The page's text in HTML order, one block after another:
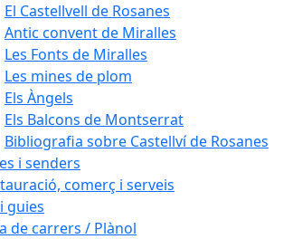
El Castellvell de Rosanes
Antic convent de Miralles
Les Fonts de Miralles
Les mines de plom
Els Àngels
Els Balcons de Montserrat
Bibliografia sobre Castellví de Rosanes
i senders
comerç i serveis
guies
de carrers / Plànol